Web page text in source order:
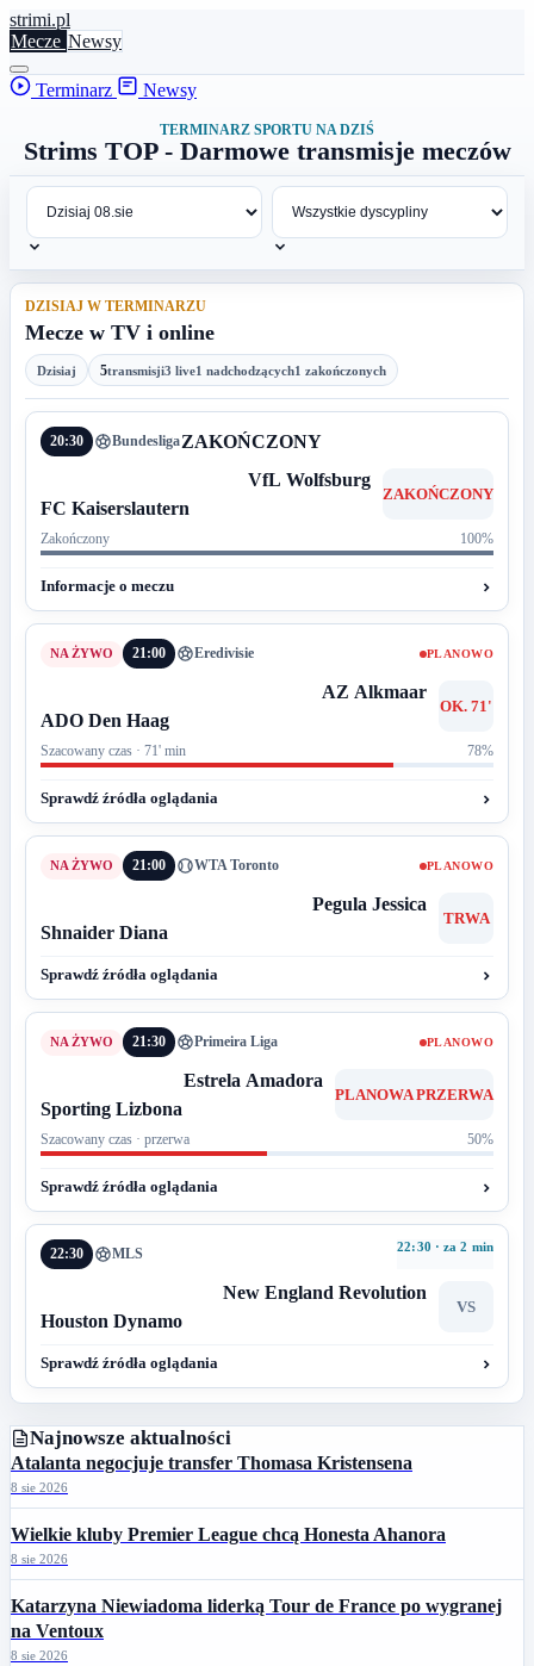
strimi.pl
Mecze Newsy
Terminarz Newsy
TERMINARZ SPORTU NA DZIŚ
Strims TOP - Darmowe transmisje meczów
DZISIAJ W TERMINARZU
Mecze w TV i online
Dzisiaj 5transmisji3 live1 nadchodzących1 zakończonych
20:30 BundesligaZAKOŃCZONY
VfL Wolfsburg
ZAKOŃCZONY
FC Kaiserslautern
Zakończony 100%
Informacje o meczu
21:00 Eredivisie PLANOWO
AZ Alkmaar
OK. 71'
ADO Den Haag
Szacowany czas · 71' min 78%
Sprawdź źródła oglądania
21:00 WTA Toronto PLANOWO
Pegula Jessica
TRWA
Shnaider Diana
Sprawdź źródła oglądania
21:30 Primeira Liga PLANOWO
Estrela Amadora
PLANOWA PRZERWA
Sporting Lizbona
Szacowany czas · przerwa 50%
Sprawdź źródła oglądania
22:30 MLS 22:30 · za 2 min
New England Revolution
VS
Houston Dynamo
Sprawdź źródła oglądania
Najnowsze aktualności
Atalanta negocjuje transfer Thomasa Kristensena
8 sie 2026
Wielkie kluby Premier League chcą Honesta Ahanora
8 sie 2026
Katarzyna Niewiadoma liderką Tour de France po wygranej
na Ventoux
8 sie 2026